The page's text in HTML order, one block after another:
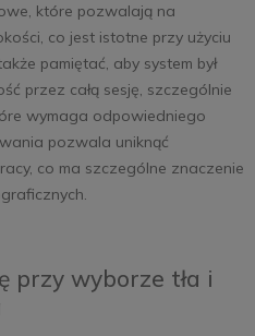
które pozwalają na
co jest istotne przy użyciu
pamiętać, aby system był
przez całą sesję, szczególnie
wymaga odpowiedniego
pozwala uniknąć
co ma szczególne znaczenie
przy wyborze tła i